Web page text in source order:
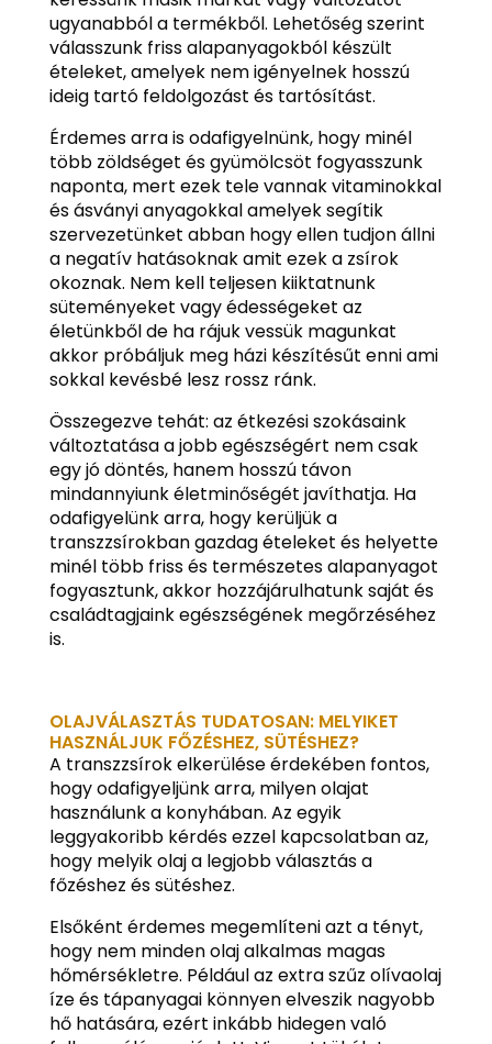
ugyanabból a termékből. Lehetőség szerint
válasszunk friss alapanyagokból készült
ételeket, amelyek nem igényelnek hosszú
ideig tartó feldolgozást és tartósítást.
Érdemes arra is odafigyelnünk, hogy minél
több zöldséget és gyümölcsöt fogyasszunk
naponta, mert ezek tele vannak vitaminokkal
és ásványi anyagokkal amelyek segítik
szervezetünket abban hogy ellen tudjon állni
a negatív hatásoknak amit ezek a zsírok
okoznak. Nem kell teljesen kiiktatnunk
süteményeket vagy édességeket az
életünkből de ha rájuk vessük magunkat
akkor próbáljuk meg házi készítésűt enni ami
sokkal kevésbé lesz rossz ránk.
Összegezve tehát: az étkezési szokásaink
változtatása a jobb egészségért nem csak
egy jó döntés, hanem hosszú távon
mindannyiunk életminőségét javíthatja. Ha
odafigyelünk arra, hogy kerüljük a
transzzsírokban gazdag ételeket és helyette
minél több friss és természetes alapanyagot
fogyasztunk, akkor hozzájárulhatunk saját és
családtagjaink egészségének megőrzéséhez
is.
OLAJVÁLASZTÁS TUDATOSAN: MELYIKET
HASZNÁLJUK FŐZÉSHEZ, SÜTÉSHEZ?
A transzzsírok elkerülése érdekében fontos,
hogy odafigyeljünk arra, milyen olajat
használunk a konyhában. Az egyik
leggyakoribb kérdés ezzel kapcsolatban az,
hogy melyik olaj a legjobb választás a
főzéshez és sütéshez.
Elsőként érdemes megemlíteni azt a tényt,
hogy nem minden olaj alkalmas magas
hőmérsékletre. Például az extra szűz olívaolaj
íze és tápanyagai könnyen elveszik nagyobb
hő hatására, ezért inkább hidegen való